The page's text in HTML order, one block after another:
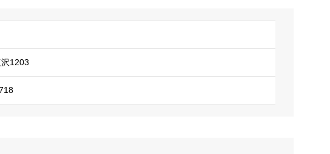
SOCN2050
1203